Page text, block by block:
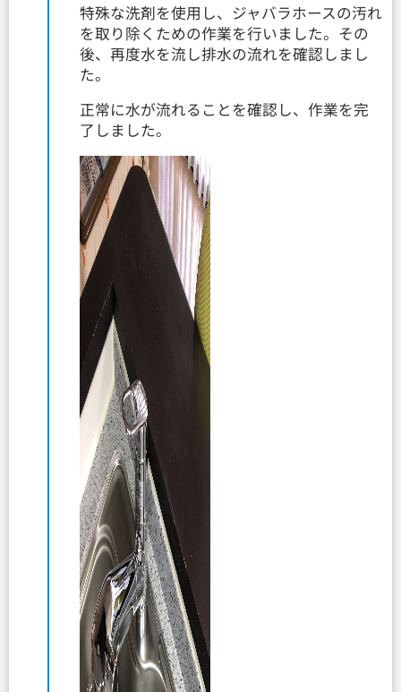
特殊な洗剤を使用し、ジャバラホースの汚れ
を取り除くための作業を行いました。その
後、再度水を流し排水の流れを確認しまし
た。
正常に水が流れることを確認し、作業を完
了しました。